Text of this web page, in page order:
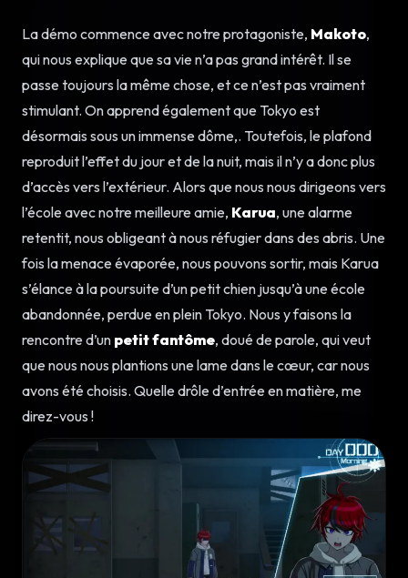
La démo commence avec notre protagoniste, Makoto,
qui nous explique que sa vie n’a pas grand intérêt. Il se
passe toujours la même chose, et ce n’est pas vraiment
stimulant. On apprend également que Tokyo est
désormais sous un immense dôme,. Toutefois, le plafond
reproduit l’effet du jour et de la nuit, mais il n’y a donc plus
d’accès vers l’extérieur. Alors que nous nous dirigeons vers
l’école avec notre meilleure amie, Karua, une alarme
retentit, nous obligeant à nous réfugier dans des abris. Une
fois la menace évaporée, nous pouvons sortir, mais Karua
s’élance à la poursuite d’un petit chien jusqu’à une école
abandonnée, perdue en plein Tokyo. Nous y faisons la
rencontre d’un petit fantôme, doué de parole, qui veut
que nous nous plantions une lame dans le cœur, car nous
avons été choisis. Quelle drôle d’entrée en matière, me
direz-vous !